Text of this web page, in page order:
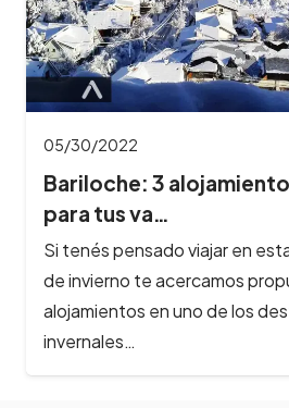
01/27/2022
Estafas online: consejos
engaños…
Alquilar por internet hoy en día
habitual. El acceso a las redes
plataformas…